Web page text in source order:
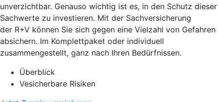
unverzichtbar. Genauso wichtig ist es, in den Schutz dieser
Sachwerte zu investieren. Mit der Sachversicherung
der R+V können Sie sich gegen eine Vielzahl von Gefahren
absichern. Im Komplettpaket oder individuell
zusammengestellt, ganz nach Ihren Bedürfnissen.
Überblick
Vesicherbare Risiken